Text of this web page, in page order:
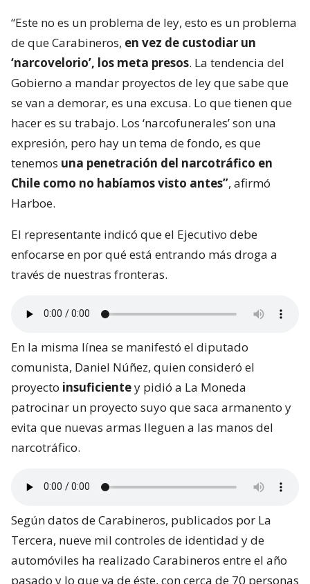
“Este no es un problema de ley, esto es un problema
de que Carabineros, en vez de custodiar un
‘narcovelorio’, los meta presos. La tendencia del
Gobierno a mandar proyectos de ley que sabe que
se van a demorar, es una excusa. Lo que tienen que
hacer es su trabajo. Los ‘narcofunerales’ son una
expresión, pero hay un tema de fondo, es que
tenemos una penetración del narcotráfico en
Chile como no habíamos visto antes”, afirmó
Harboe.
El representante indicó que el Ejecutivo debe
enfocarse en por qué está entrando más droga a
través de nuestras fronteras.
En la misma línea se manifestó el diputado
comunista, Daniel Núñez, quien consideró el
proyecto insuficientey pidió a La Moneda
patrocinar un proyecto suyo que saca armanento y
evita que nuevas armas lleguen a las manos del
narcotráfico.
Según datos de Carabineros, publicados por La
Tercera, nueve mil controles de identidad y de
automóviles ha realizado Carabineros entre el año
pasado y lo que va de éste, con cerca de 70 personas